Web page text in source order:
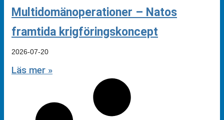
Multidomänoperationer – Natos
framtida krigföringskoncept
2026-07-20
Läs mer »